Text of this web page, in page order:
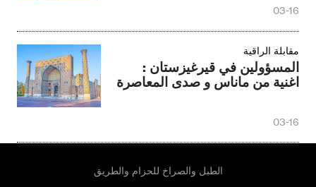
03-16
مقابلة الراقية
المسؤولين في قيرغيزستان :
اغنية من ماناس و صدى المعاصرة
03-16
الطبل والصراخ للحزام والطريق